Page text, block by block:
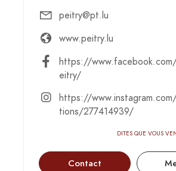
peitry@pt.lu
www.peitry.lu
https://
eitry/
https://
tions/277414939/
DITES QUE VOUS VENEZ
Contact